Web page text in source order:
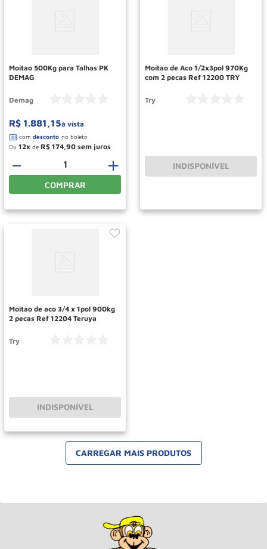
Moitao 500Kg para Talhas PK
DEMAG
Demag
R$ 1.881 ,15à vista
Ou 12 de R$ 174 90
＋
－
COMPRAR
Moitao de Aco 1/2x3pol 970Kg
com 2 pecas Ref 12200 TRY
Try
INDISPONÍVEL
Moitao de aco 3/4 x 1pol 900kg
2 pecas Ref 12204 Teruya
Try
INDISPONÍVEL